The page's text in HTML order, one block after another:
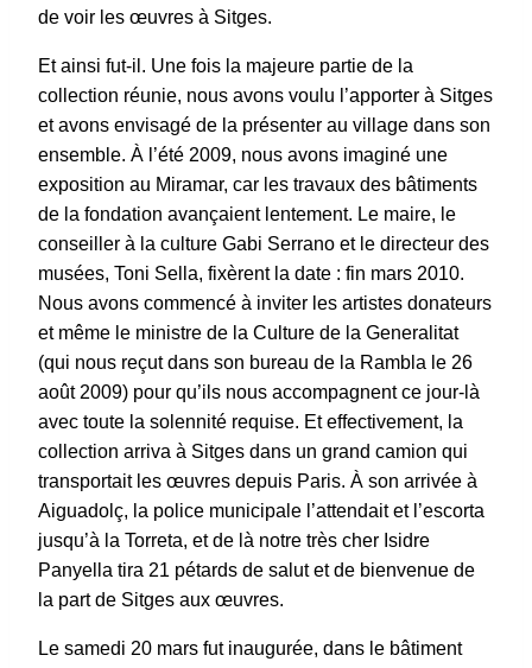
de voir les œuvres à Sitges.
Et ainsi fut-il. Une fois la majeure partie de la
collection réunie, nous avons voulu l’apporter à Sitges
et avons envisagé de la présenter au village dans son
ensemble. À l’été 2009, nous avons imaginé une
exposition au Miramar, car les travaux des bâtiments
de la fondation avançaient lentement. Le maire, le
conseiller à la culture Gabi Serrano et le directeur des
musées, Toni Sella, fixèrent la date : fin mars 2010.
Nous avons commencé à inviter les artistes donateurs
et même le ministre de la Culture de la Generalitat
(qui nous reçut dans son bureau de la Rambla le 26
août 2009) pour qu’ils nous accompagnent ce jour-là
avec toute la solennité requise. Et effectivement, la
collection arriva à Sitges dans un grand camion qui
transportait les œuvres depuis Paris. À son arrivée à
Aiguadolç, la police municipale l’attendait et l’escorta
jusqu’à la Torreta, et de là notre très cher Isidre
Panyella tira 21 pétards de salut et de bienvenue de
la part de Sitges aux œuvres.
Le samedi 20 mars fut inaugurée, dans le bâtiment